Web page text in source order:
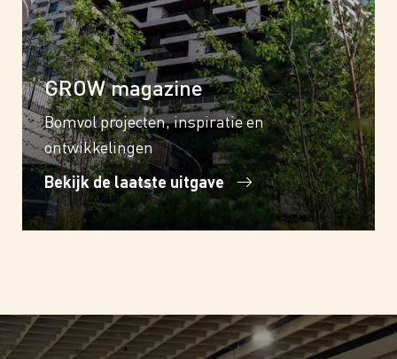
GROW magazine
Bomvol projecten, inspiratie en
ontwikkelingen
Bekijk de laatste uitgave